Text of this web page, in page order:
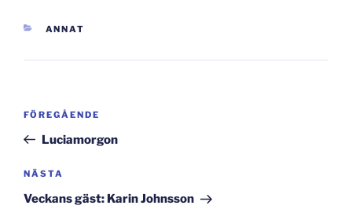
KATEGORIER
ANNAT
Inläggsnavigering
Föregående
inlägg
FÖREGÅENDE
Luciamorgon
Nästa
inlägg
NÄSTA
Veckans gäst: Karin Johnsson